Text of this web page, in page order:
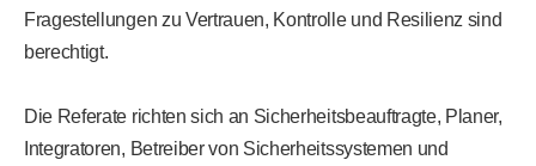
Fragestellungen zu Vertrauen, Kontrolle und Resilienz sind
berechtigt.
Die Referate richten sich an Sicherheitsbeauftragte, Planer,
Integratoren, Betreiber von Sicherheitssystemen und